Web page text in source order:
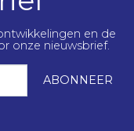
en de
onze nieuwsbrief.
ABONNEER